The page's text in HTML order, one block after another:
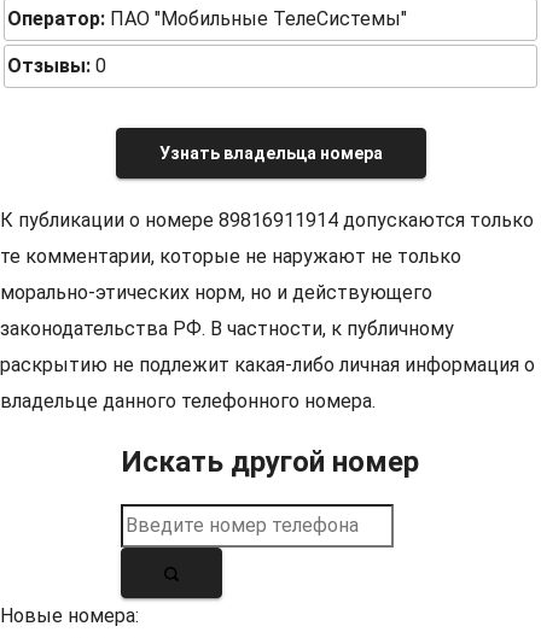
Оператор: ПАО "Мобильные ТелеСистемы"
Отзывы: 0
Узнать владельца номера
К публикации о номере 89816911914 допускаются только
те комментарии, которые не наружают не только
морально-этических норм, но и действующего
законодательства РФ. В частности, к публичному
раскрытию не подлежит какая-либо личная информация о
владельце данного телефонного номера.
Искать другой номер
Новые номера: